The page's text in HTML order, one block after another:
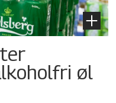
øl